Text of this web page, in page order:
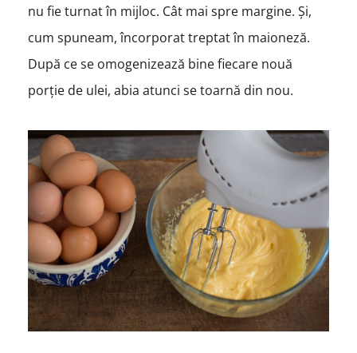
nu fie turnat în mijloc. Cât mai spre margine. Și,
cum spuneam, încorporat treptat în maioneză.
După ce se omogenizează bine fiecare nouă
porție de ulei, abia atunci se toarnă din nou.